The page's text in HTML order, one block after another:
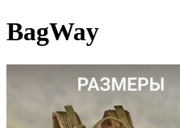
BagWay